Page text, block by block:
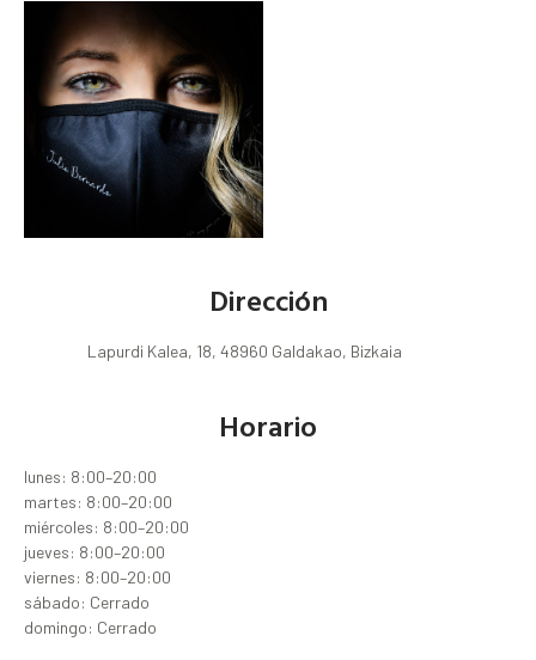
Dirección
Lapurdi Kalea, 18, 48960 Galdakao, Bizkaia
Horario
lunes: 8:00–20:00
martes: 8:00–20:00
miércoles: 8:00–20:00
jueves: 8:00–20:00
viernes: 8:00–20:00
sábado: Cerrado
domingo: Cerrado